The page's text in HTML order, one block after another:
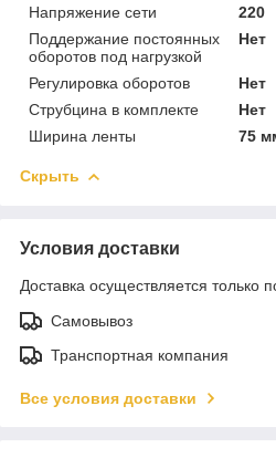
Напряжение сети
220
Поддержание постоянных
оборотов под нагрузкой
Нет
Регулировка оборотов
Нет
Струбцина в комплекте
Нет
Ширина ленты
75
Скрыть
Условия доставки
Доставка осуществляется только
Самовывоз
Транспортная компания
Все условия доставки